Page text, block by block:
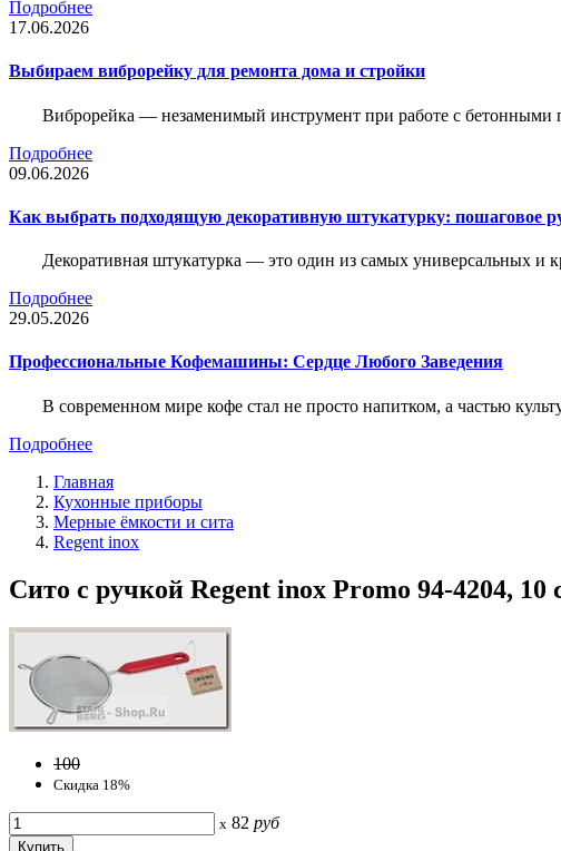
Подробнее
17.06.2026
Выбираем виброрейку для ремонта дома и стройки
Виброрейка — незаменимый инструмент при работе с бетонными
Подробнее
09.06.2026
Как выбрать подходящую декоративную штукатурку: пошаговое
Декоративная штукатурка — это один из самых универсальных и
Подробнее
29.05.2026
Профессиональные Кофемашины: Сердце Любого Заведения
В современном мире кофе стал не просто напитком, а частью
Подробнее
Главная
Кухонные приборы
Мерные ёмкости и сита
Regent inox
Сито с ручкой Regent inox Promo 94-4204, 10
100
Скидка 18%
x 82 руб